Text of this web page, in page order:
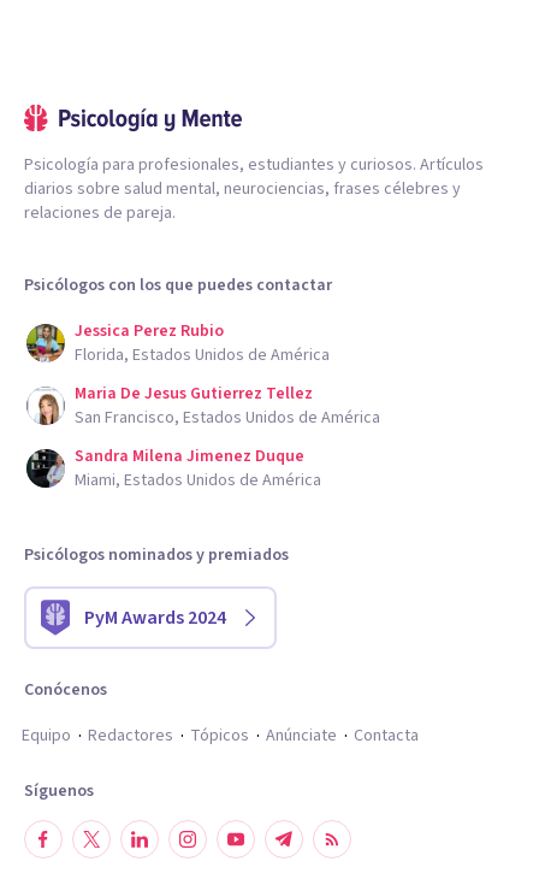
Psicología para profesionales, estudiantes y curiosos. Artículos
diarios sobre salud mental, neurociencias, frases célebres y
relaciones de pareja.
Psicólogos con los que puedes contactar
Jessica Perez Rubio
Florida, Estados Unidos de América
Maria De Jesus Gutierrez Tellez
San Francisco, Estados Unidos de América
Sandra Milena Jimenez Duque
Miami, Estados Unidos de América
Psicólogos nominados y premiados
PyM Awards 2024
Conócenos
Equipo
Redactores Tópicos Anúnciate Contacta
Síguenos